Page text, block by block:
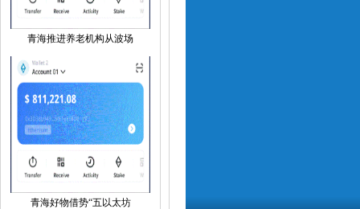
青海推进养老机构从波场
青海好物借势“五以太坊